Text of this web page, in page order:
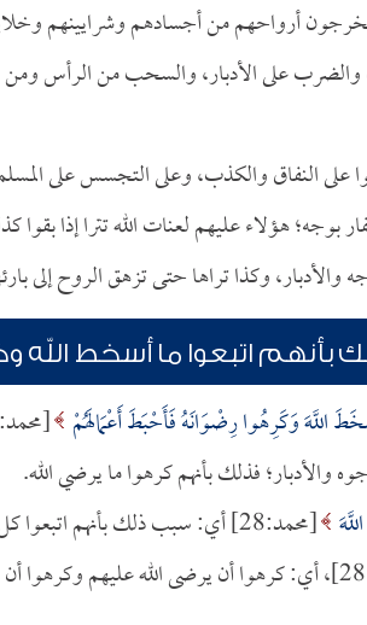
أرواحهم من أجسادهم وشرايينهم
والضرب على الأدبار، والسحب من الرأس
النفاق والكذب، وعلى التجسس على
بوجه؛ هؤلاء عليهم لعنات الله تترا إذا
وكذا تراها حتى تزهق الروح إلى
بأنهم اتبعوا ما أسخط الله
اللَّهَ وَكَرِهُوا رِضْوَانَهُ فَأَحْبَطَ أَعْمَالَهُمْ [محمد:28].
والأدبار؛ فذلك بأنهم كرهوا ما يرضي الله.
[محمد:28] أي: سبب ذلك بأنهم
[محمد:28]، أي: كرهوا أن يرضى الله عليهم